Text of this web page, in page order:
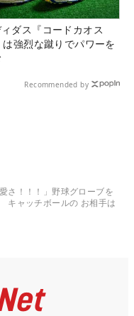
ダス『コードカオス
強烈な蹴りでパワーを
Recommended by
さ！！！」野球グローブを
キャッチボールの お相手は